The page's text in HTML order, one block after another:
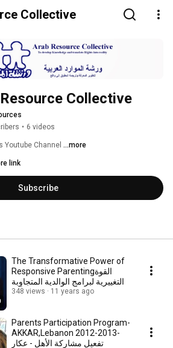
Collective
Collective
• 6 videos
Youtube Channel ...more
link
Subscribe
The Transformative Power of
Responsive Parentingالقوة
التغييرية لبرامج الوالدية المتجاوِبة
348 views 11 years ago
Parents Participation Program-
AKKAR,Lebanon 2012-2013-
تفعيل مشاركة الأهل - عكار